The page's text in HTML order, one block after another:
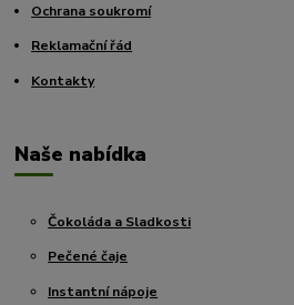
Ochrana soukromí
Reklamační řád
Kontakty
Naše nabídka
Čokoláda a Sladkosti
Pečené čaje
Instantní nápoje